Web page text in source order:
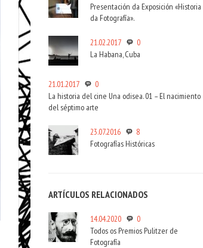
Presentación da Exposición «Historia
da Fotografía».
21.02.2017
0
La Habana, Cuba
21.01.2017
0
La historia del cine Una odisea. 01 – El nacimiento
del séptimo arte
23.07.2016
8
Fotografías Históricas
ARTÍCULOS RELACIONADOS
14.04.2020
0
Todos os Premios Pulitzer de
Fotografía